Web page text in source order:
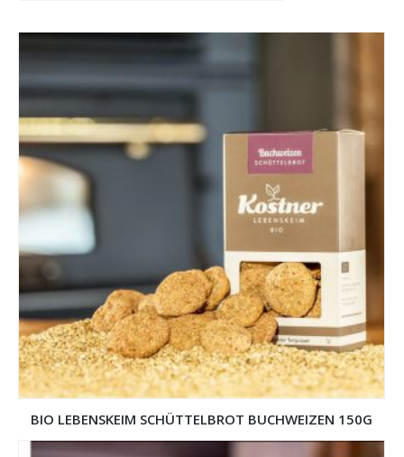
BIO LEBENSKEIM SCHÜTTELBROT BUCHWEIZEN 150G